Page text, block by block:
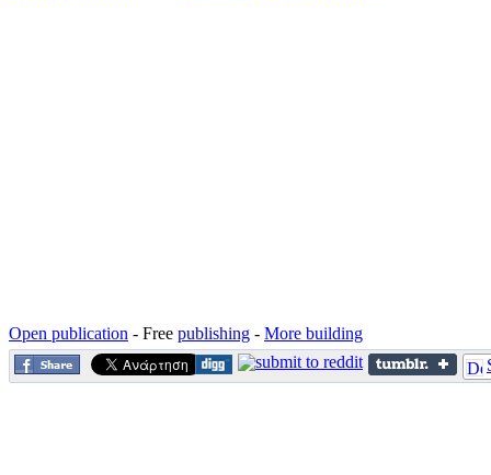
Open publication - Free publishing - More building